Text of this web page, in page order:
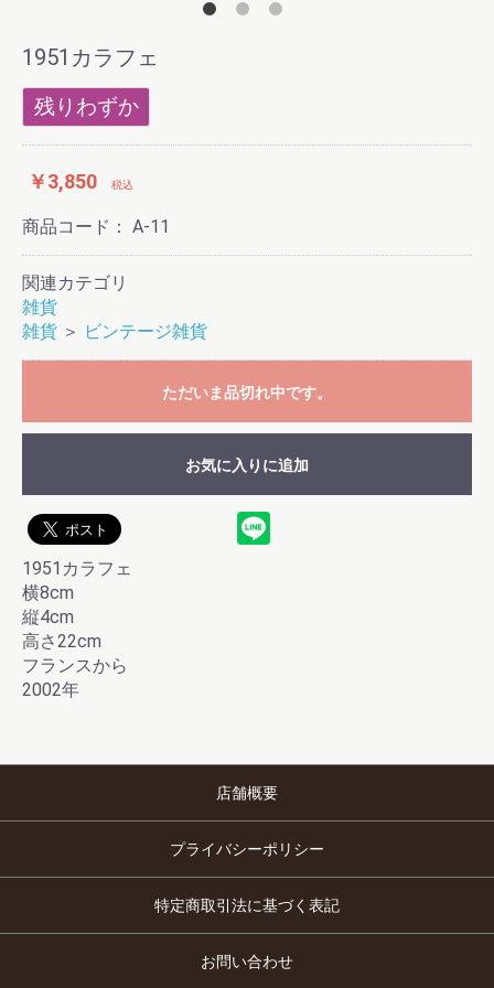
1951カラフェ
残りわずか
￥3,850 税込
商品コード： A-11
関連カテゴリ
雑貨
雑貨 ＞ ビンテージ雑貨
ただいま品切れ中です。
お買い物を続ける
お気に入りに追加
1951カラフェ
横8cm
縦4cm
高さ22cm
フランスから
2002年
店舗概要
プライバシーポリシー
特定商取引法に基づく表記
お問い合わせ